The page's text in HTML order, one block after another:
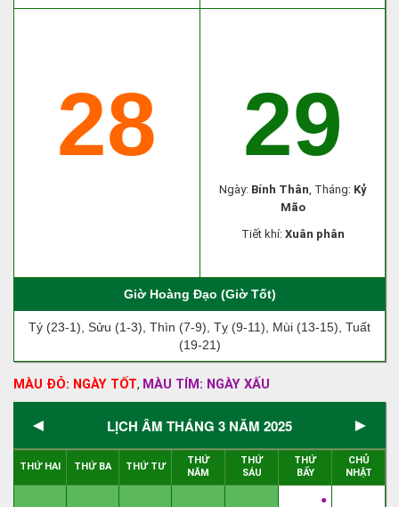
28 29
Ngày: Bính Thân, Tháng: Kỷ
Mão
Tiết khí: Xuân phân
Giờ Hoàng Đạo (Giờ Tốt)
Tý (23-1), Sửu (1-3), Thìn (7-9), Tỵ (9-11), Mùi (13-15), Tuất
(19-21)
MÀU ĐỎ: NGÀY TỐT, MÀU TÍM: NGÀY XẤU
◄ LỊCH ÂM THÁNG 3 NĂM 2025 ►
THỨ HAI THỨ BA THỨ TƯ
THỨ
NĂM
THỨ
SÁU
THỨ
BẨY
CHỦ
NHẬT
●